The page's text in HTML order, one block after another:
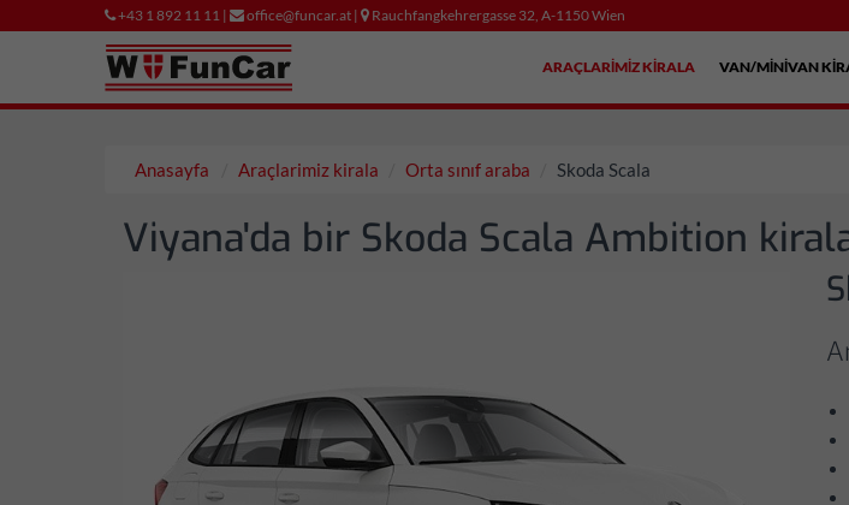
+43 1 892 11 11 | office@funcar.at | Rauchfangkehrergasse 32, A-1150 Wien
ARAÇLARIMIZ KIRALA VAN/MINIVAN
Anasayfa Araçlarimiz kirala Orta sınıf araba Skoda Scala
Viyana'da bir Skoda Scala Ambition